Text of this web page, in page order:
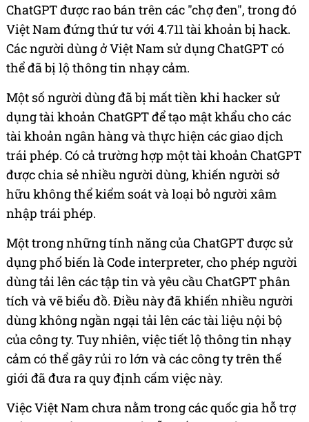
ChatGPT được rao bán trên các "chợ đen", trong đó
Việt Nam đứng thứ tư với 4.711 tài khoản bị hack.
Các người dùng ở Việt Nam sử dụng ChatGPT có
thể đã bị lộ thông tin nhạy cảm.
Một số người dùng đã bị mất tiền khi hacker sử
dụng tài khoản ChatGPT để tạo mật khẩu cho các
tài khoản ngân hàng và thực hiện các giao dịch
trái phép. Có cả trường hợp một tài khoản ChatGPT
được chia sẻ nhiều người dùng, khiến người sở
hữu không thể kiểm soát và loại bỏ người xâm
nhập trái phép.
Một trong những tính năng của ChatGPT được sử
dụng phổ biến là Code interpreter, cho phép người
dùng tải lên các tập tin và yêu cầu ChatGPT phân
tích và vẽ biểu đồ. Điều này đã khiến nhiều người
dùng không ngần ngại tải lên các tài liệu nội bộ
của công ty. Tuy nhiên, việc tiết lộ thông tin nhạy
cảm có thể gây rủi ro lớn và các công ty trên thế
giới đã đưa ra quy định cấm việc này.
Việc Việt Nam chưa nằm trong các quốc gia hỗ trợ